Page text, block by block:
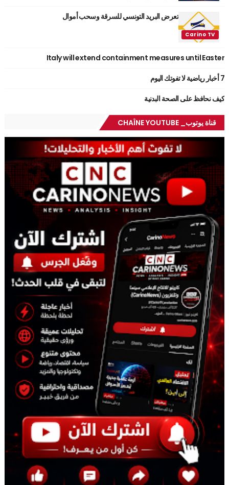
تعرض البريد التونسي للسرقة وسحب أموال
Italy will extend containment measures until Easter
7 أخبار رياضية لا تفوتك اليوم
كيف نحافظ على الصحة البدنية
قناة يوتوب_ CHAÎNE YOUTUBE